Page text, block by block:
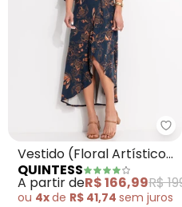
- Vestido Bordô em
Vestido (Floral Artístico)
em Malha de Viscose
QUINTESS
A partir deR$ 166,99R$
ou 4xde R$ 41,74 sem juros